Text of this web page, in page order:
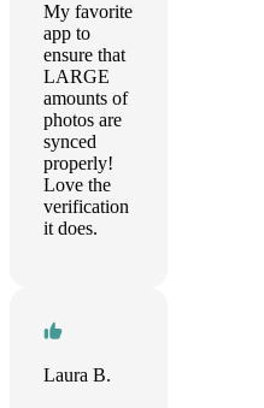
My favorite
app to
ensure that
LARGE
amounts of
photos are
synced
properly!
Love the
verification
it does.
Laura B.